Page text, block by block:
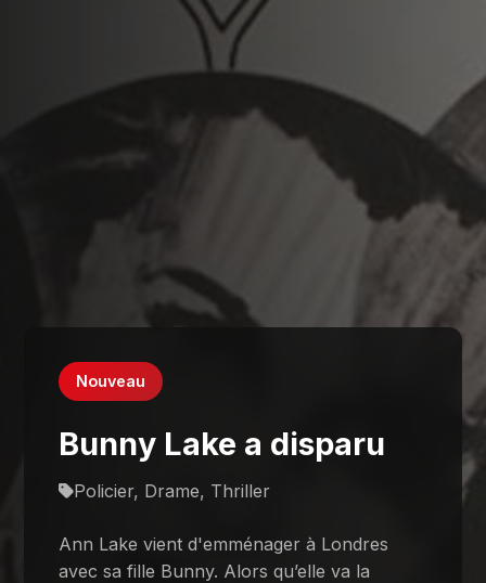
Nouveau
Bunny Lake a disparu
Policier, Drame, Thriller
Ann Lake vient d'emménager à Londres
avec sa fille Bunny. Alors qu’elle va la